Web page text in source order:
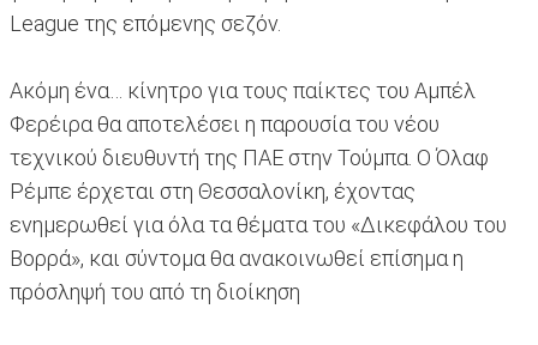
League της επόμενης σεζόν.
Ακόμη ένα… κίνητρο για τους παίκτες του Αμπέλ
Φερέιρα θα αποτελέσει η παρουσία του νέου
τεχνικού διευθυντή της ΠΑΕ στην Τούμπα. Ο Όλαφ
Ρέμπε έρχεται στη Θεσσαλονίκη, έχοντας
ενημερωθεί για όλα τα θέματα του «Δικεφάλου του
Βορρά», και σύντομα θα ανακοινωθεί επίσημα η
πρόσληψή του από τη διοίκηση